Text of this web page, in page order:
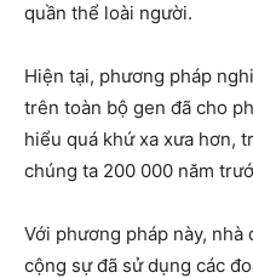
quần thể loài người.
Hiện tại, phương pháp
trên toàn bộ gen đã cho
hiểu quá khứ xa xưa hơn,
chúng ta 200 000 năm
Với phương pháp này,
cộng sự đã sử dụng các